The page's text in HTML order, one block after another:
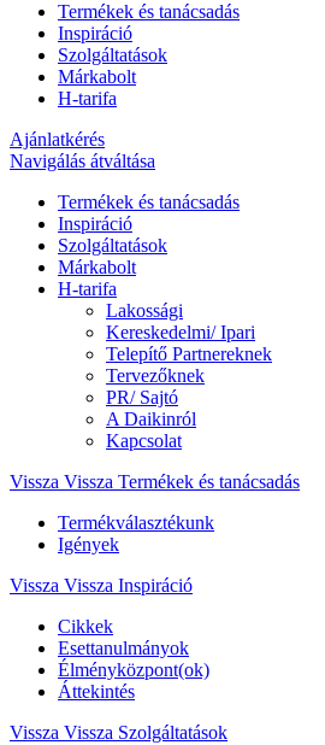
Termékek és tanácsadás
Inspiráció
Szolgáltatások
Márkabolt
H-tarifa
Ajánlatkérés
Navigálás átváltása
Termékek és tanácsadás
Inspiráció
Szolgáltatások
Márkabolt
H-tarifa
Lakossági
Kereskedelmi/ Ipari
Telepítő Partnereknek
Tervezőknek
PR/ Sajtó
A Daikinról
Kapcsolat
Vissza Vissza Termékek és tanácsadás
Termékválasztékunk
Igények
Vissza Vissza Inspiráció
Cikkek
Esettanulmányok
Élményközpont(ok)
Áttekintés
Vissza Vissza Szolgáltatások